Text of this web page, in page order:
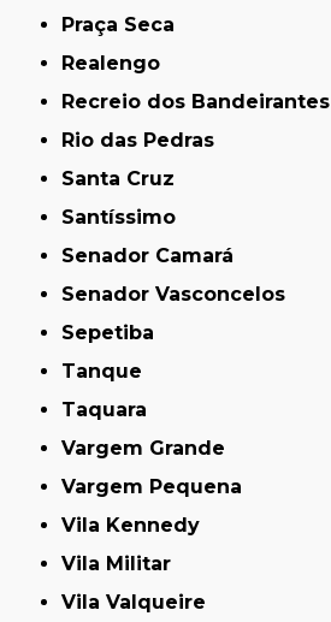
Praça Seca
Realengo
Recreio dos Bandeirantes
Rio das Pedras
Santa Cruz
Santíssimo
Senador Camará
Senador Vasconcelos
Sepetiba
Tanque
Taquara
Vargem Grande
Vargem Pequena
Vila Kennedy
Vila Militar
Vila Valqueire